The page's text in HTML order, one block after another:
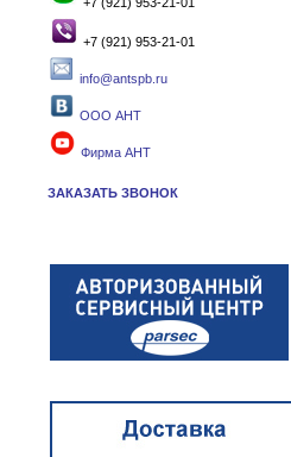
+7 (921) 953-21-01
info@antspb.ru
ООО АНТ
Фирма АНТ
ЗАКАЗАТЬ ЗВОНОК